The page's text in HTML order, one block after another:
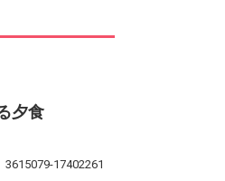
夕食
3615079-17402261